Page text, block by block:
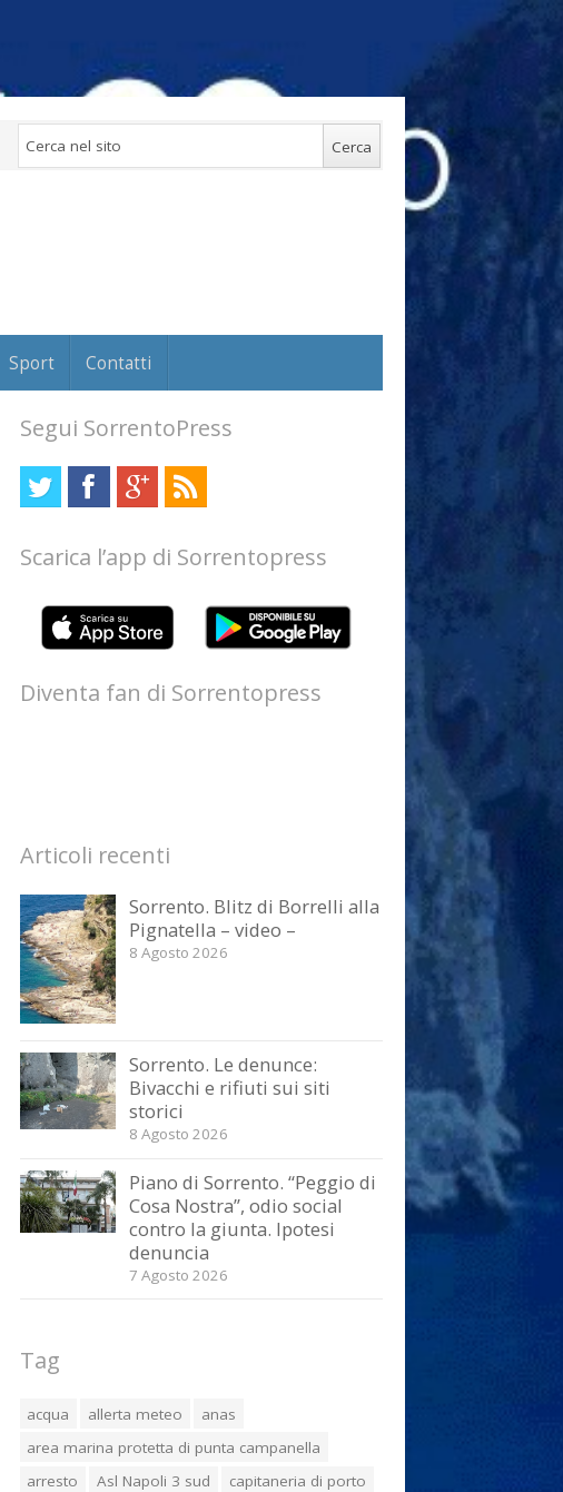
Sport Contatti
Segui SorrentoPress
Scarica l’app di Sorrentopress
Diventa fan di Sorrentopress
Articoli recenti
Sorrento. Blitz di Borrelli alla
Pignatella – video –
8 Agosto 2026
Sorrento. Le denunce:
Bivacchi e rifiuti sui siti
storici
8 Agosto 2026
Piano di Sorrento. “Peggio di
Cosa Nostra”, odio social
contro la giunta. Ipotesi
denuncia
7 Agosto 2026
Tag
acqua allerta meteo
anas
area marina protetta di punta campanella
arresto
Asl Napoli 3 sud
capitaneria di porto